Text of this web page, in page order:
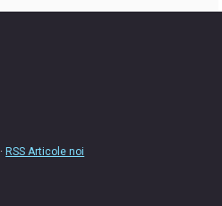
·RSS Articole noi